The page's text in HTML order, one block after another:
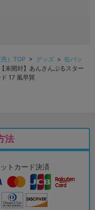
）TOP > グッズ > 缶バッ
未開封】あんさんぶるスター
17 風早巽
法
トカード決済